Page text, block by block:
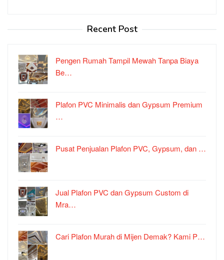
Recent Post
Pengen Rumah Tampil Mewah Tanpa Biaya
Be…
Plafon PVC Minimalis dan Gypsum Premium
…
Pusat Penjualan Plafon PVC, Gypsum, dan …
Jual Plafon PVC dan Gypsum Custom di
Mra…
Cari Plafon Murah di Mijen Demak? Kami P…